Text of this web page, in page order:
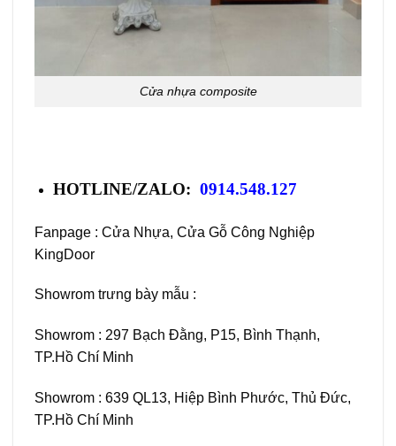
Cửa nhựa composite
HOTLINE/ZALO: 0914.548.127
Fanpage : Cửa Nhựa, Cửa Gỗ Công Nghiệp
KingDoor
Showrom trưng bày mẫu :
Showrom : 297 Bạch Đằng, P15, Bình Thạnh,
TP.Hồ Chí Minh
Showrom : 639 QL13, Hiệp Bình Phước, Thủ Đức,
TP.Hồ Chí Minh